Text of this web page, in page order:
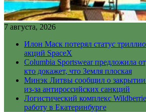
7 августа, 2026
Илон Маск потерял статус
акций SpaceX
Columbia Sportswear предложила
кто докажет, что Земля плоская
Минэк Литвы сообщил о закрытии
из-за антироссийских санкций
Логистический комплекс
работу в Екатеринбурге